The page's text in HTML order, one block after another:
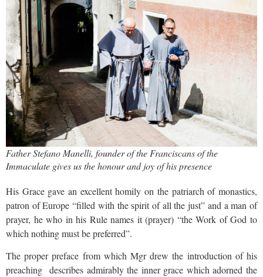
Father Stefano Manelli, founder of the Franciscans of the
Immaculate gives us the honour and joy of his presence
His Grace gave an excellent homily on the patriarch of monastics,
patron of Europe “filled with the spirit of all the just” and a man of
prayer, he who in his Rule names it (prayer) “the Work of God to
which nothing must be preferred”.
The proper preface from which Mgr drew the introduction of his
preaching describes admirably the inner grace which adorned the